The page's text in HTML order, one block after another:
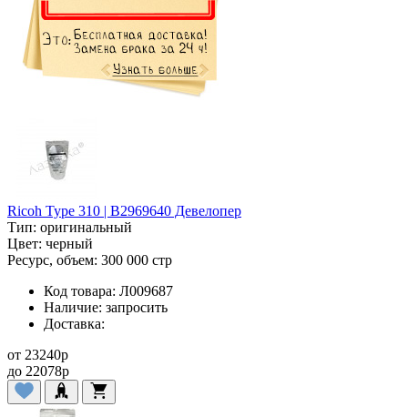
Ricoh Type 310 | B2969640 Девелопер
Тип: оригинальный
Цвет: черный
Ресурс, объем: 300 000 стр
Код товара: Л009687
Наличие: запросить
Доставка:
от 23240p
до 22078p